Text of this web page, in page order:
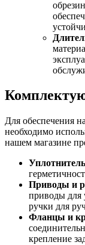
Для обеспечения
необходимо
нашем магазине
Приводы и
приводы для
ручки для
Фланцы и
крепление